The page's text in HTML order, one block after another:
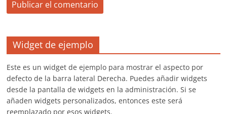
Widget de ejemplo
Este es un widget de ejemplo para mostrar el aspecto por
defecto de la barra lateral Derecha. Puedes añadir widgets
desde la pantalla de widgets en la administración. Si se
añaden widgets personalizados, entonces este será
reemplazado por esos widgets.